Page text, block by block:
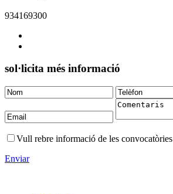
934169300
sol·licita més informació
Vull rebre informació de les convocatòries
Enviar